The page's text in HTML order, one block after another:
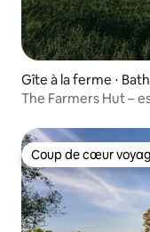
Gîte à la ferme ⋅
The Farmers Hut –
Coup de cœur
Coup de cœur